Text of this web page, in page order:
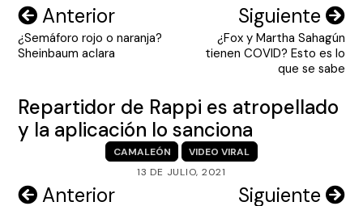
Navegación
de
Anterior
¿Semáforo rojo o naranja?
Sheinbaum aclara
Siguiente
¿Fox y Martha Sahagún
tienen COVID? Esto es lo
que se sabe
Repartidor de Rappi es atropellado
y la aplicación lo sanciona
CAMALEÓN
VIDEO VIRAL
13 DE JULIO, 2021
Navegación
Anterior Siguiente